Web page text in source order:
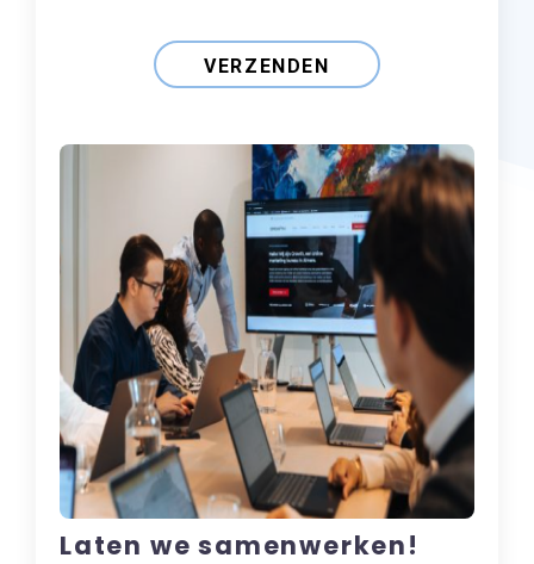
Laten we samenwerken!